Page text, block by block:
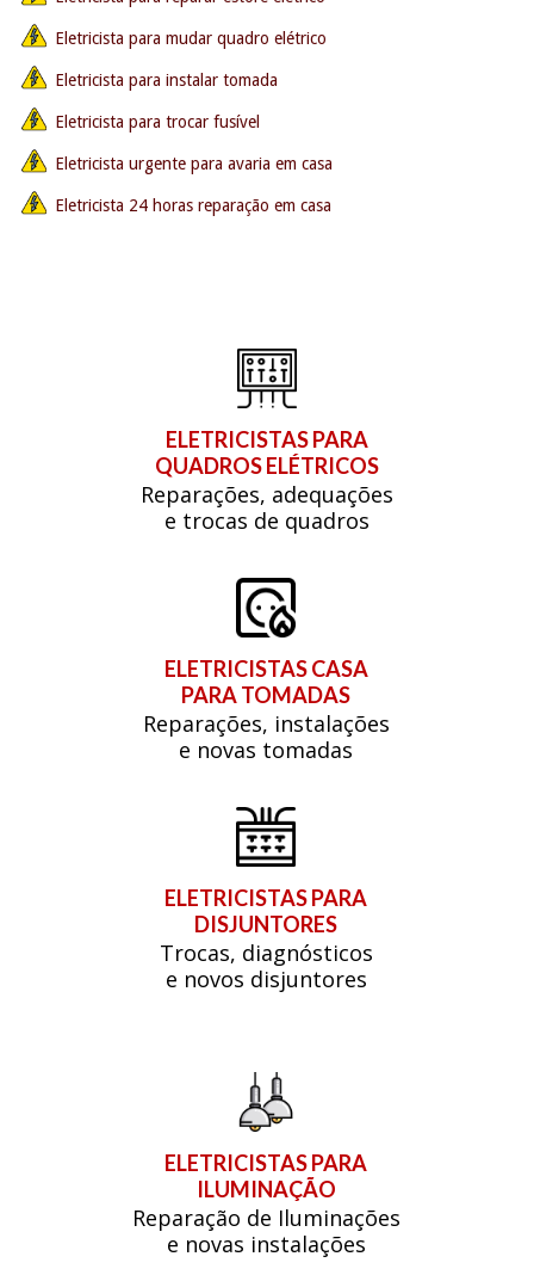
Eletricista para mudar quadro elétrico
Eletricista para instalar tomada
Eletricista para trocar fusível
Eletricista urgente para avaria em casa
Eletricista 24 horas reparação em casa
ELETRICISTAS PARA
QUADROS ELÉTRICOS
Reparações, adequações
e trocas de quadros
ELETRICISTAS CASA
PARA TOMADAS
Reparações, instalações
e novas tomadas
ELETRICISTAS PARA
DISJUNTORES
Trocas, diagnósticos
e novos disjuntores
ELETRICISTAS PARA
ILUMINAÇÃO
Reparação de Iluminações
e novas instalações